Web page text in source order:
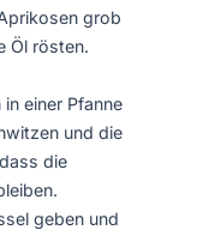
grob
Öl rösten.
einer Pfanne
und die
die
geben und